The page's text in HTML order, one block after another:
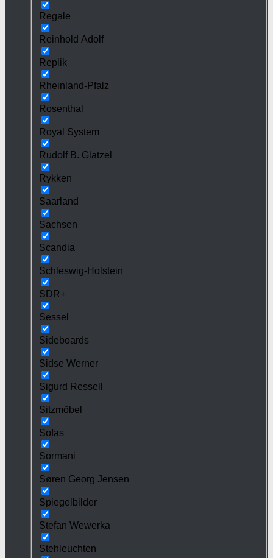
Regale
Reinhold Adolf
Replik
Rheinland-Pfalz
Rosenthal
Royal System
Rudolf B. Glatzel
Rykken
Saarland
Sachsen
Scandia
Schleswig-Holstein
SDR+
Sessel
Sideboards
Sidse Werner
Sigurd Ressell
Sitzmöbel
Sofas
Sormani
Søren Georg Jensen
Spiegelbilder
Stefan Wewerka
Stehleuchten